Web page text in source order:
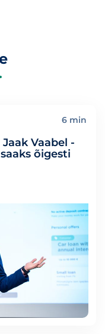
6 min
Vaabel -
õigesti